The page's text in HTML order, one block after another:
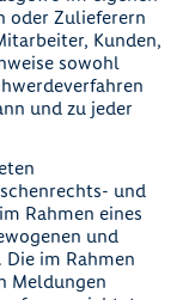
oder Zulieferern
Kunden,
sowohl
und zu jeder
und
Rahmen eines
und
im Rahmen
Meldungen